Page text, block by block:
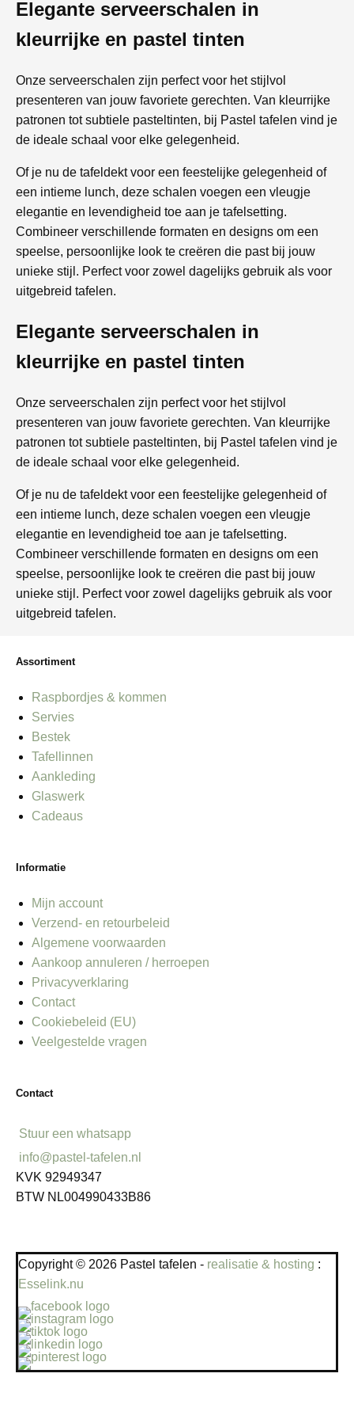
Elegante serveerschalen in
kleurrijke en pastel tinten
Onze serveerschalen zijn perfect voor het stijlvol
presenteren van jouw favoriete gerechten. Van kleurrijke
patronen tot subtiele pasteltinten, bij Pastel tafelen vind je
de ideale schaal voor elke gelegenheid.
Of je nu de tafeldekt voor een feestelijke gelegenheid of
een intieme lunch, deze schalen voegen een vleugje
elegantie en levendigheid toe aan je tafelsetting.
Combineer verschillende formaten en designs om een
speelse, persoonlijke look te creëren die past bij jouw
unieke stijl. Perfect voor zowel dagelijks gebruik als voor
uitgebreid tafelen.
Elegante serveerschalen in
kleurrijke en pastel tinten
Onze serveerschalen zijn perfect voor het stijlvol
presenteren van jouw favoriete gerechten. Van kleurrijke
patronen tot subtiele pasteltinten, bij Pastel tafelen vind je
de ideale schaal voor elke gelegenheid.
Of je nu de tafeldekt voor een feestelijke gelegenheid of
een intieme lunch, deze schalen voegen een vleugje
elegantie en levendigheid toe aan je tafelsetting.
Combineer verschillende formaten en designs om een
speelse, persoonlijke look te creëren die past bij jouw
unieke stijl. Perfect voor zowel dagelijks gebruik als voor
uitgebreid tafelen.
Assortiment
Raspbordjes & kommen
Servies
Bestek
Tafellinnen
Aankleding
Glaswerk
Cadeaus
Informatie
Mijn account
Verzend- en retourbeleid
Algemene voorwaarden
Aankoop annuleren / herroepen
Privacyverklaring
Contact
Cookiebeleid (EU)
Veelgestelde vragen
Contact
Stuur een whatsapp
info@pastel-tafelen.nl
KVK 92949347
BTW NL004990433B86
Copyright © 2026 Pastel tafelen - realisatie & hosting :
Esselink.nu